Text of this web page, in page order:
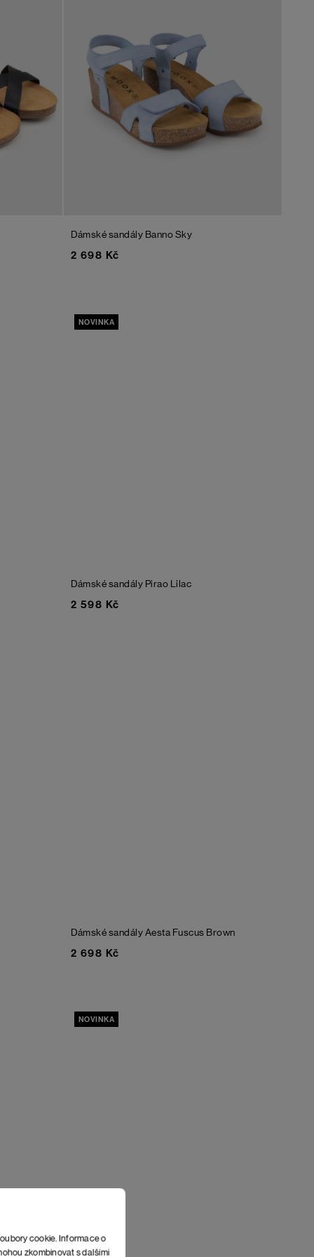
cookie. Informace o
zkombinovat s dalšími
Dámské sandály BannoSky
2 698 Kč
NOVINKA
Dámské sandály Pirao Lilac
2 598 Kč
Dámské sandály Aesta Fuscus Brown
2 698 Kč
NOVINKA